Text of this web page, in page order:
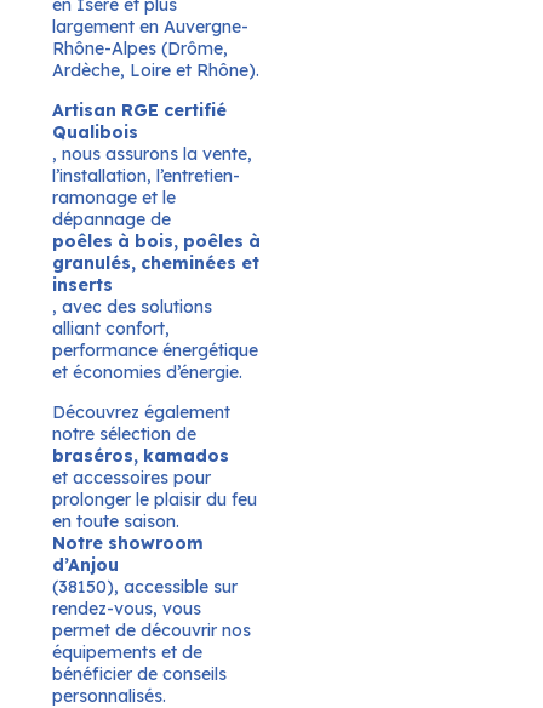
largement en Auvergne-
Rhône-Alpes (Drôme,
Ardèche, Loire et Rhône).
Artisan RGE certifié
Qualibois
, nous assurons la vente,
l’installation, l’entretien-
ramonage et le
dépannage de
poêles à bois, poêles à
granulés, cheminées et
inserts
, avec des solutions
alliant confort,
performance énergétique
et économies d’énergie.
Découvrez également
notre sélection de
braséros, kamados
et accessoires pour
prolonger le plaisir du feu
en toute saison.
Notre showroom
d’Anjou
(38150), accessible sur
rendez-vous, vous
permet de découvrir nos
équipements et de
bénéficier de conseils
personnalisés.